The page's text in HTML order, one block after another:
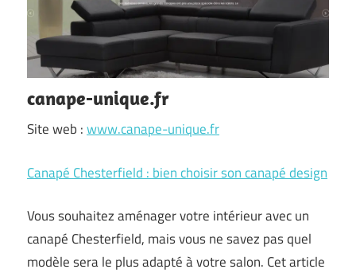
canape-unique.fr
Site web :www.canape-unique.fr
Canapé Chesterfield : bien choisir son canapé design
Vous souhaitez aménager votre intérieur avec un
canapé Chesterfield, mais vous ne savez pas quel
modèle sera le plus adapté à votre salon. Cet article